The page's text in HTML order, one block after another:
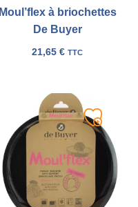
Moul’flex à briochettes
De Buyer
21,65 € TTC
Ajouter
à